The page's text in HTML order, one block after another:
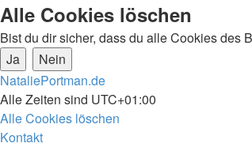
Alle Cookies löschen
Bist du dir sicher, dass du alle Cookies des
NataliePortman.de
Alle Zeiten sind UTC+01:00
Alle Cookies löschen
Kontakt